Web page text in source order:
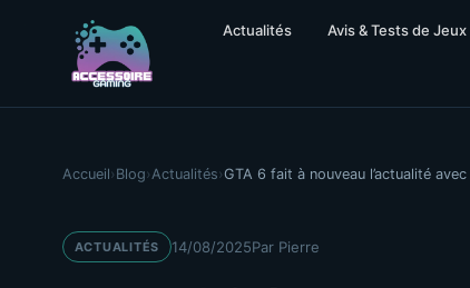
Actualités Avis & Tests de Jeux
Accueil› Blog›Actualités›GTA 6 fait à nouveau l’actualité
ACTUALITÉS 14/08/2025Par Pierre